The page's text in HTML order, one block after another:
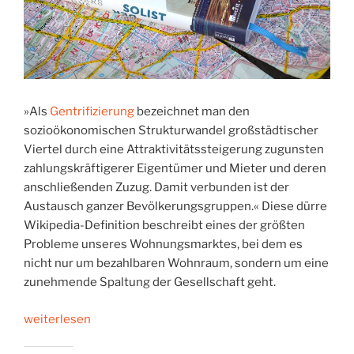
»Als Gentrifizierung bezeichnet man den
sozioökonomischen Strukturwandel großstädtischer
Viertel durch eine Attraktivitätssteigerung zugunsten
zahlungskräftigerer Eigentümer und Mieter und deren
anschließenden Zuzug. Damit verbunden ist der
Austausch ganzer Bevölkerungsgruppen.« Diese dürre
Wikipedia-Definition beschreibt eines der größten
Probleme unseres Wohnungsmarktes, bei dem es
nicht nur um bezahlbaren Wohnraum, sondern um eine
zunehmende Spaltung der Gesellschaft geht.
„Über
weiterlesen